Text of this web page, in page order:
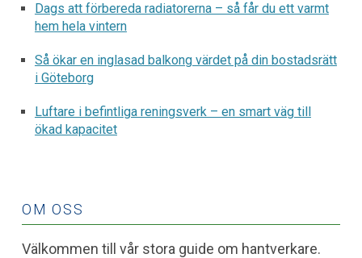
Dags att förbereda radiatorerna – så får du ett varmt
hem hela vintern
Så ökar en inglasad balkong värdet på din bostadsrätt
i Göteborg
Luftare i befintliga reningsverk – en smart väg till
ökad kapacitet
OM OSS
Välkommen till vår stora guide om hantverkare.